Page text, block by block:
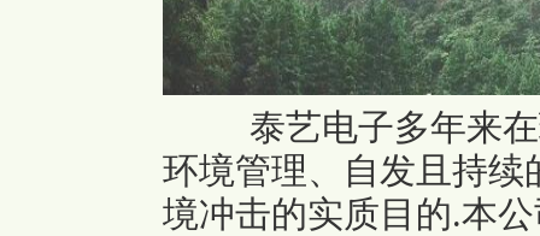
泰艺电子多年来
环境管理、自发且持
境冲击的实质目的.本